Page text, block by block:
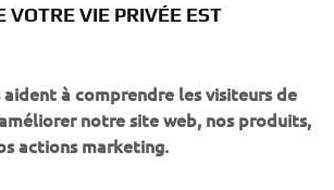
YOU GO.
SPORT. AND
manufacturer, Yamaha is committed
the widest choice of quality
VOTRE VIE PRIVÉE EST
aident à comprendre les visiteurs de
notre site web, nos produits,
actions marketing.